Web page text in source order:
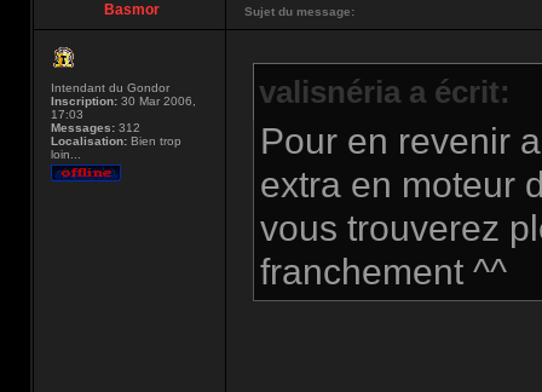
Basmor Sujet du message:
Intendant du Gondor
Inscription: 30 Mar 2006,
17:03
Messages: 312
Localisation: Bien trop
loin...
valisnéria a écrit:
Pour en revenir
extra en moteur
vous trouverez
franchement ^^